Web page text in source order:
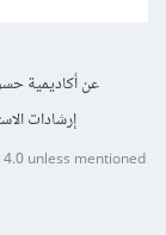
عن أكاديمية
إرشادات
4.0unless mentioned